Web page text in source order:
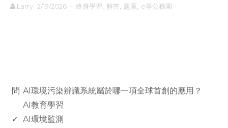
Larry 2/19/2026 - 終身學習 解答 題庫 e等公務園
問 AI環境污染辨識系統屬於哪一項全球首創的應用？
AI教育學習
✓ AI環境監測